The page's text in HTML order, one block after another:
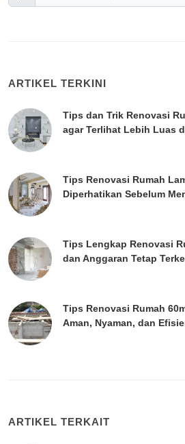
ARTIKEL TERKINI
Tips dan Trik Renovasi
agar Terlihat Lebih Luas
Tips Renovasi Rumah
Diperhatikan Sebelum
Tips Lengkap Renovasi
dan Anggaran Tetap
Tips Renovasi Rumah
Aman, Nyaman, dan
ARTIKEL TERKAIT